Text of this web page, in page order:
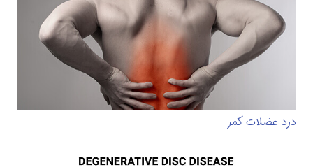
درد عضلات کمر